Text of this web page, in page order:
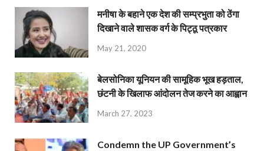
मनीषा के बहाने एक देश की सम्प्रभुता को ठेंगा
दिखाने वाले शासक वर्ग के पिट्ठू पत्रकार
May 21, 2020
बेलसोनिका यूनियन की सामूहिक भूख हड़ताल,
छंटनी के खिलाफ आंदोलन तेज करने का आह्वान
March 27, 2023
Condemn the UP Government’s